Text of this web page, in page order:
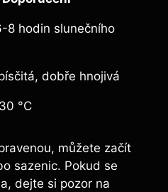
8 hodin slunečního
dobře hnojivá
°C
můžete začít
sazenic. Pokud se
dejte si pozor na